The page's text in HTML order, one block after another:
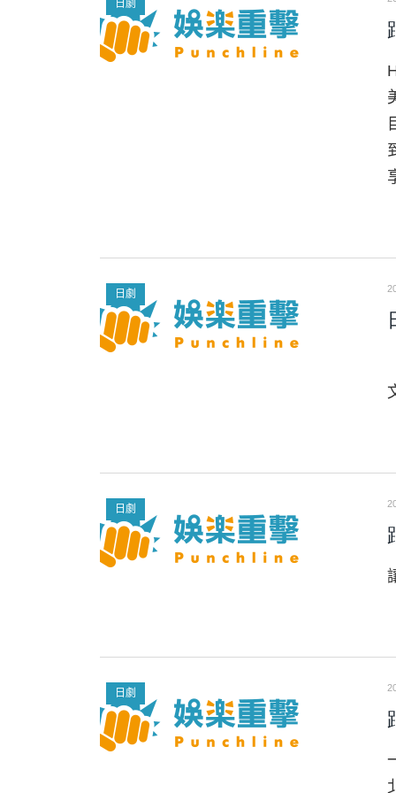
日劇
日劇
日劇
日劇